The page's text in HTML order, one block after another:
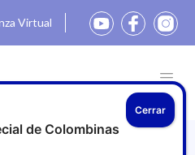
Virtual
de Colombinas
Cerrar